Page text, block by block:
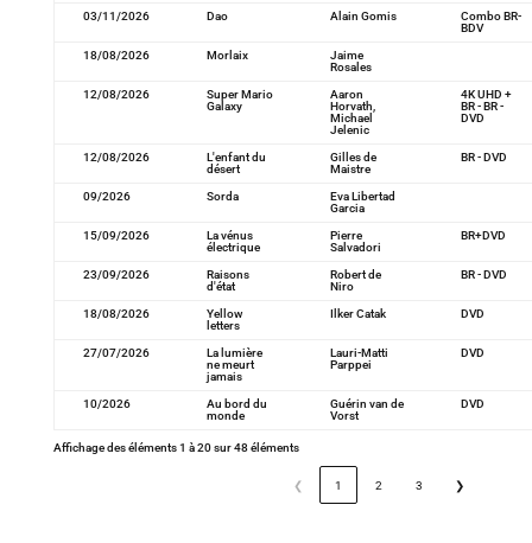
03/11/2026 Dao Alain Gomis
Combo BR-
BDV
18/08/2026 Morlaix
Jaime
Rosales
12/08/2026
Super Mario
Galaxy
Aaron
Horvath,
Michael
Jelenic
4K UHD +
BR - BR -
DVD
12/08/2026
L'enfant du
désert
Gilles de
Maistre
BR - DVD
09/2026 Sorda
Eva Libertad
Garcia
15/09/2026
La vénus
électrique
Pierre
Salvadori
BR+DVD
23/09/2026
Raisons
d'état
Robert de
Niro
BR - DVD
18/08/2026
Yellow
letters
Ilker Catak DVD
27/07/2026
La lumière
ne meurt
jamais
Lauri-Matti
Parppei
DVD
10/2026
Au bord du
monde
Guérin van de
Vorst
DVD
Affichage des éléments 1 à 20 sur 48 éléments
❮ 1 2 3 ❯